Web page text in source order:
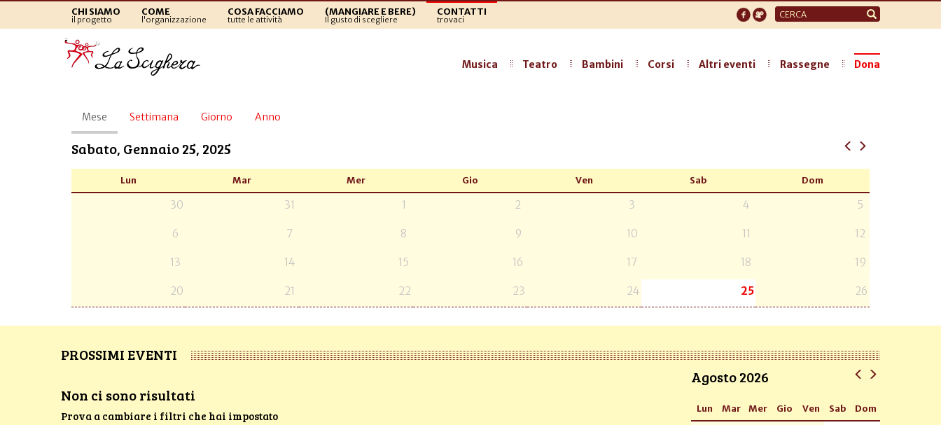
CHI SIAMO
il progetto
COME
l'organizzazione
COSA FACCIAMO
tutte le attività
(MANGIARE E BERE)
Il gusto di scegliere
CONTATTI
trovaci
Form
di
Musica Teatro Bambini Corsi Altri eventi Rassegne Dona
Schede
primarie
Mese (scheda
attiva)
Settimana Giorno Anno
Sabato, Gennaio 25, 2025
Lun Mar Mer Gio Ven Sab Dom
30 31 1 2 3 4 5
6 7 8 9 10 11 12
13 14 15 16 17 18 19
20 21 22 23 24 25 26
PROSSIMI EVENTI
Non ci sono risultati
Prova a cambiare i filtri che hai impostato
Agosto 2026
Lun Mar Mer Gio Ven Sab Dom